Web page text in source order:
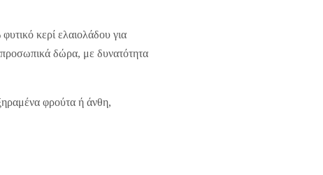
κερί ελαιολάδου για
προσωπικά δώρα, με δυνατότητα
φρούτα ή άνθη,